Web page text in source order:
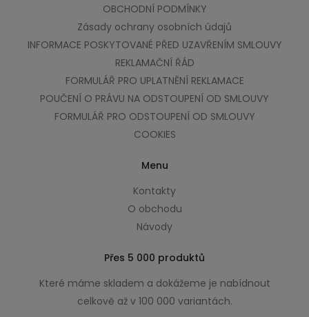
OBCHODNÍ PODMÍNKY
Zásady ochrany osobních údajů
INFORMACE POSKYTOVANÉ PŘED UZAVŘENÍM SMLOUVY
REKLAMAČNÍ ŘÁD
FORMULÁŘ PRO UPLATNĚNÍ REKLAMACE
POUČENÍ O PRÁVU NA ODSTOUPENÍ OD SMLOUVY
FORMULÁŘ PRO ODSTOUPENÍ OD SMLOUVY
COOKIES
Menu
Kontakty
O obchodu
Návody
Přes 5 000 produktů
Které máme skladem a dokážeme je nabídnout
celkově až v 100 000 variantách.